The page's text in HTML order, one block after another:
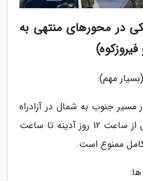
در محورهای منتهی به
مسیر جنوب به شمال در آزادراه
تهران-شمال و محور چالوس از ساعت 12 روز آدینه تا ساعت